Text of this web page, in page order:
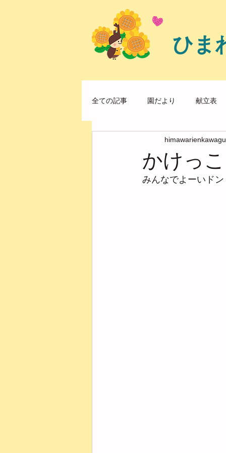
ひま
全ての記事 園だより 献立表
かけっ
みんなでよーいドン